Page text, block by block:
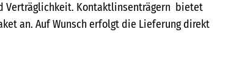
Verträglichkeit. Kontaktlinsenträgern bietet
an. Auf Wunsch erfolgt die Lieferung direkt